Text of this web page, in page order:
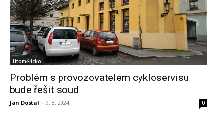
Litoměřicko
Problém s provozovatelem cykloservisu
bude řešit soud
Jan Dostal - 9. 8. 2024 0